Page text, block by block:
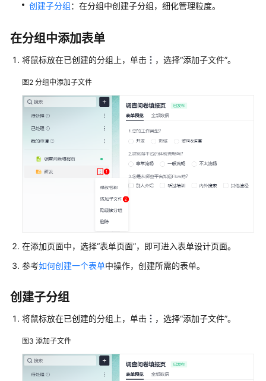
通
IAM
授
予
用
AstroFlow
限
购
创
业
流
应
用
应
用
创建子分组：在分组中创建子分组，细化管理粒度。
在分组中添加表单
将鼠标放在已创建的分组上，单击 ，选择“添加子文件”。
图2 分组中添加子文件
在添加页面中，选择“表单页面”，即可进入表单设计页面。
参考如何创建一个表单中操作，创建所需的表单。
创建子分组
将鼠标放在已创建的分组上，单击 ，选择“添加子文件”。
图3 添加子文件